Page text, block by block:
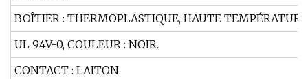
BOÎTIER : THERMOPLASTIQUE, HAUTE
UL 94V-0, COULEUR : NOIR.
CONTACT : LAITON.